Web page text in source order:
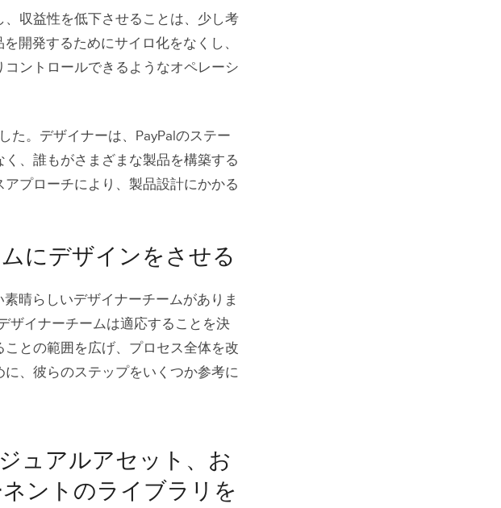
する
レールを確立する
しやすいようにする
収益性を低下させることは、少し考
開発するためにサイロ化をなくし、
ントロールできるようなオペレーシ
た。デザイナーは、PayPalのステー
、誰もがさまざまな製品を構築する
プローチにより、製品設計にかかる
にデザインをさせる
晴らしいデザイナーチームがありま
ザイナーチームは適応することを決
との範囲を広げ、プロセス全体を改
、彼らのステップをいくつか参考に
ュアルアセット、お
ントのライブラリを